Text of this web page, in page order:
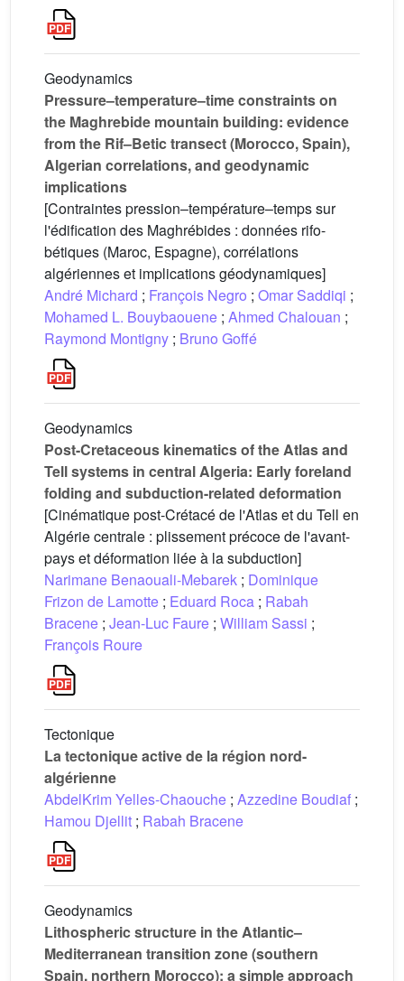
Geodynamics
Pressure–temperature–time constraints on
the Maghrebide mountain building: evidence
from the Rif–Betic transect (Morocco, Spain),
Algerian correlations, and geodynamic
implications
[Contraintes pression–température–temps sur
l'édification des Maghrébides : données rifo-
bétiques (Maroc, Espagne), corrélations
algériennes et implications géodynamiques]
André Michard ; François Negro ; Omar Saddiqi ;
Mohamed L. Bouybaouene ; Ahmed Chalouan ;
Raymond Montigny ; Bruno Goffé
Geodynamics
Post-Cretaceous kinematics of the Atlas and
Tell systems in central Algeria: Early foreland
folding and subduction-related deformation
[Cinématique post-Crétacé de l'Atlas et du Tell en
Algérie centrale : plissement précoce de l'avant-
pays et déformation liée à la subduction]
Narimane Benaouali-Mebarek ; Dominique
Frizon de Lamotte ; Eduard Roca ; Rabah
Bracene ; Jean-Luc Faure ; William Sassi ;
François Roure
Tectonique
La tectonique active de la région nord-
algérienne
AbdelKrim Yelles-Chaouche ; Azzedine Boudiaf ;
Hamou Djellit ; Rabah Bracene
Geodynamics
Lithospheric structure in the Atlantic–
Mediterranean transition zone (southern
Spain, northern Morocco): a simple approach